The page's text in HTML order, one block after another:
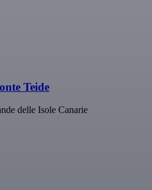
Teide
delle Isole Canarie